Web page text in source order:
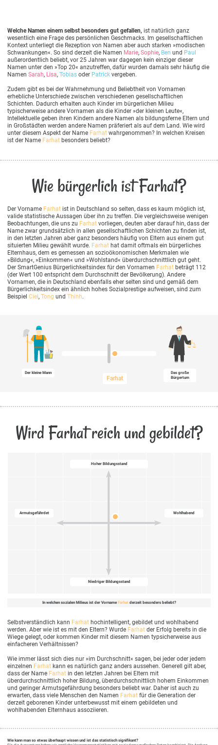
Welche Namen einem selbst besonders gut gefallen, ist natürlich ganz
wesentlich eine Frage des persönlichen Geschmacks. Im gesellschaftlichen
Kontext unterliegt die Rezeption von Namen aber auch starken »modischen
Schwankungen«. So sind derzeit die Namen Marie, Sophie, Ben und Paul
außerordentlich beliebt, vor 25 Jahren war dagegen kein einziger dieser
Namen unter den »Top 20« anzutreffen, dafür wurden damals sehr häufig die
Namen Sarah, Lisa, Tobias oder Patrick vergeben.
Zudem gibt es bei der Wahrnehmung und Beliebtheit von Vornamen
erhebliche Unterschiede zwischen verschiedenen gesellschaftlichen
Schichten. Dadurch erhalten auch Kinder im bürgerlichen Milieu
typischerweise andere Vornamen als die Kinder »der kleinen Leute«,
Intellektuelle geben ihren Kindern andere Namen als bildungsferne Eltern und
in Großstädten werden andere Namen präferiert als auf dem Land. Wie wird
unter diesem Aspekt der Name Farhat wahrgenommen? In welchen Kreisen
ist der Name Farhat besonders beliebt?
Wie bürgerlich ist Farhat?
Der Vorname Farhat ist in Deutschland so selten, dass es kaum möglich ist,
valide statistische Aussagen über ihn zu treffen. Die vergleichsweise wenigen
Beobachtungen, die uns zu Farhat vorliegen, deuten aber darauf hin, dass der
Name zwar grundsätzlich in allen gesellschaftlichen Schichten zu finden ist,
in den letzten Jahren aber ganz besonders häufig von Eltern aus einem gut
situierten Milieu gewählt wurde. Farhat hat damit oftmals ein bürgerliches
Elternhaus, dem es gemessen an sozioökonomischen Merkmalen wie
»Bildung«, »Einkommen« und »Wohlstand« überdurchschnittlich gut geht.
Der SmartGenius Bürgerlichkeitsindex für den Vornamen Farhat beträgt 112
(der Wert 100 entspricht dem Durchschnitt der Bevölkerung). Andere
Vornamen, die in Deutschland ebenfalls eher selten sind und gemäß dem
Bürgerlichkeitsindex ein ähnlich hohes Sozialprestige aufweisen, sind zum
Beispiel Ciel , Tong und Thinh.
Der kleine Mann
Farhat
Das große
Bürgertum
Wird Farhat reich und gebildet?
Hoher Bildungsstand
Wohlhabend
Niedriger Bildungsstand
Armutsgefährdet
In welchen sozialen Milieus ist der Vorname Farhatderzeit besonders beliebt?
Selbstverständlich kann Farhat hochintelligent, gebildet und wohlhabend
werden. Aber wie ist es mit den Eltern? Wurde Farhat der Erfolg bereits in die
Wiege gelegt, oder kommen Kinder mit diesem Namen typsicherweise aus
einfacheren Verhältnissen?
Wie immer lässt sich dies nur »im Durchschnitt« sagen, bei jeder oder jedem
einzelnen Farhat kann es natürlich ganz anders aussehen. Generell gilt aber,
dass der Name Farhat in den letzten Jahren bei Eltern mit
überdurchschnittlich hoher Bildung, überdurchschnittlich hohem Einkommen
und geringer Armutsgefährdung besonders beliebt war. Daher ist auch zu
erwarten, dass viele Menschen den Namen Farhat für die Generation der
derzeit geborenen Kinder unterbewusst mit einem gebildeten und
wohlhabenden Elternhaus assoziieren.
Wie kann man so etwas überhaupt wissen und ist das statistisch signifikant?